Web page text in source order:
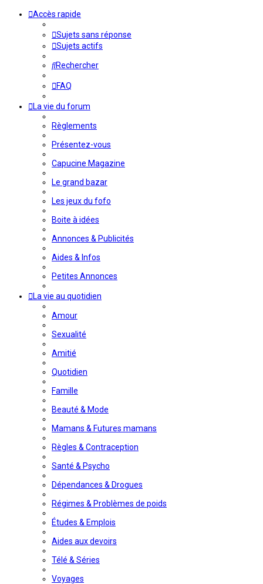
Accès rapide
Sujets sans réponse
Sujets actifs
Rechercher
FAQ
La vie du forum
Règlements
Présentez-vous
Capucine Magazine
Le grand bazar
Les jeux du fofo
Boite à idées
Annonces & Publicités
Aides & Infos
Petites Annonces
La vie au quotidien
Amour
Sexualité
Amitié
Quotidien
Famille
Beauté & Mode
Mamans & Futures mamans
Règles & Contraception
Santé & Psycho
Dépendances & Drogues
Régimes & Problèmes de poids
Études & Emplois
Aides aux devoirs
Télé & Séries
Voyages